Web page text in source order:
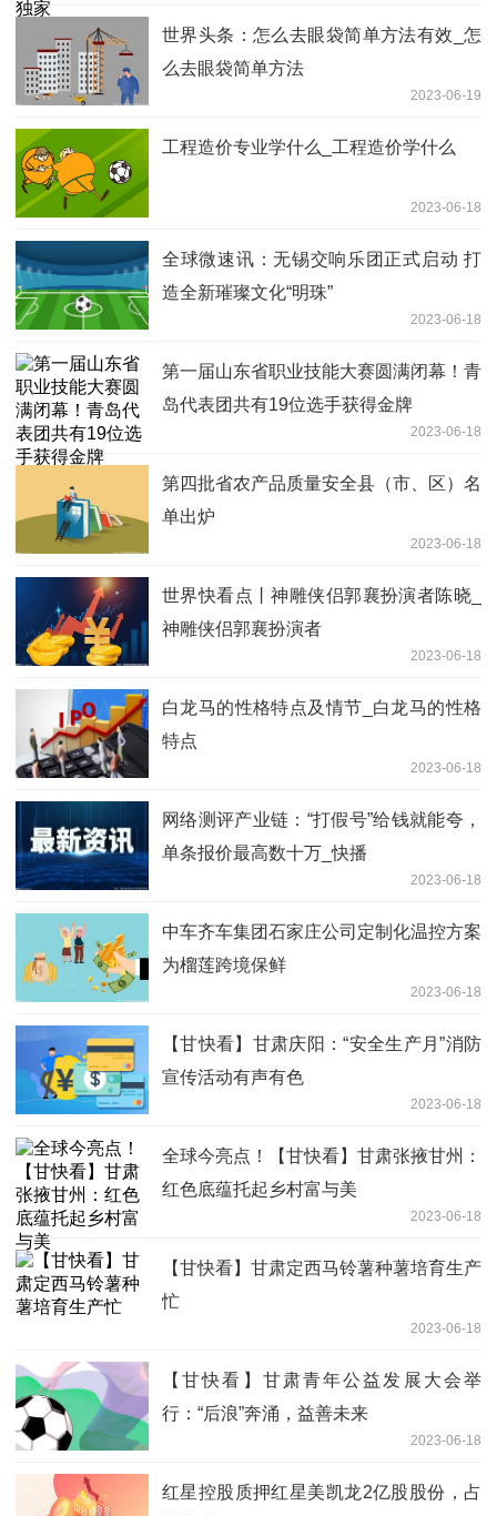
世界头条：怎么去眼袋简单方法有效_怎
么去眼袋简单方法
2023-06-19
工程造价专业学什么_工程造价学什么
2023-06-18
全球微速讯：无锡交响乐团正式启动 打
造全新璀璨文化“明珠”
2023-06-18
第一届山东省职业技能大赛圆满闭幕！青
岛代表团共有19位选手获得金牌
2023-06-18
第四批省农产品质量安全县（市、区）名
单出炉
2023-06-18
世界快看点丨神雕侠侣郭襄扮演者陈晓_
神雕侠侣郭襄扮演者
2023-06-18
白龙马的性格特点及情节_白龙马的性格
特点
2023-06-18
网络测评产业链：“打假号”给钱就能夸，
单条报价最高数十万_快播
2023-06-18
中车齐车集团石家庄公司定制化温控方案
为榴莲跨境保鲜
2023-06-18
【甘快看】甘肃庆阳：“安全生产月”消防
宣传活动有声有色
2023-06-18
全球今亮点！【甘快看】甘肃张掖甘州：
红色底蕴托起乡村富与美
2023-06-18
【甘快看】甘肃定西马铃薯种薯培育生产
忙
2023-06-18
【甘快看】甘肃青年公益发展大会举
行：“后浪”奔涌，益善未来
2023-06-18
红星控股质押红星美凯龙2亿股股份，占